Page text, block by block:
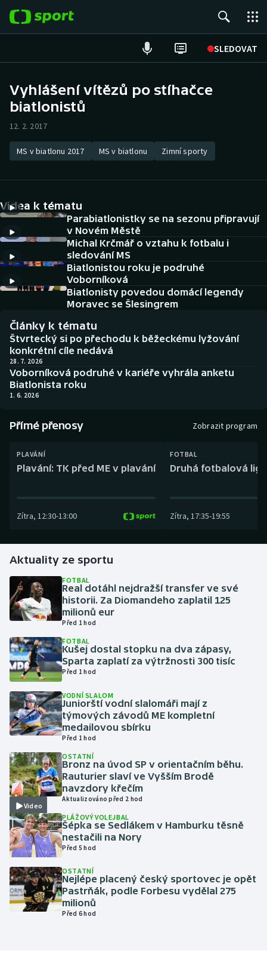
SLEDOVAT
Hokej
Atletika
DALŠÍ SPORTY
Americký fotbal
Baseball a softbal
Biatlon
Boby a skeleton
Box
Curling
Dostihy
Gymnastika
Házená
Jezdectví
Judo
Krasobruslení
Lezení
Lyže a snowboard
Moderní pětiboj
Motorsport
Olympijské hry
Parasport
Plavání
Plážový volejbal
NEPŘEHLÉDNĚTE
Historické návraty
Aplikace ČT sport
AZ kvíz
Vyhlášení vítězů po stíhačce
biatlonistů
12. 2. 2017
MS v biatlonu 2017 MS v biatlonu Zimní sporty
Videa k tématu
Parabiatlonistky se na sezonu připravují
v Novém Městě
Michal Krčmář o vztahu k fotbalu i
sledování MS
Biatlonistou roku je podruhé
Voborníková
Biatlonisty povedou domácí legendy
Moravec se Šlesingrem
Články k tématu
Štvrtecký si po přechodu k běžeckému lyžování
konkrétní cíle nedává
28. 7. 2026
Voborníková podruhé v kariéře vyhrála anketu
Biatlonista roku
1. 6. 2026
Přímé přenosy Zobrazit program
PLAVÁNÍ
Plavání: TK před ME v plavání
Zítra, 12:30-13:00
FOTBAL
Druhá fotbalová
Zítra, 17:35-19:55
Aktuality ze sportu
FOTBAL
Real dotáhl nejdražší transfer ve své
historii. Za Diomandeho zaplatil 125
milionů eur
Před 1 hod
FOTBAL
Kušej dostal stopku na dva zápasy,
Sparta zaplatí za výtržnosti 300 tisíc
Před 1 hod
VODNÍ SLALOM
Juniorští vodní slalomáři mají z
týmových závodů ME kompletní
medailovou sbírku
Před 1 hod
Video
OSTATNÍ
Bronz na úvod SP v orientačním běhu.
Rauturier slaví ve Vyšším Brodě
navzdory křečím
Aktualizováno před 2 hod
PLÁŽOVÝ VOLEJBAL
Šépka se Sedlákem v Hamburku těsně
nestačili na Nory
Před 5 hod
OSTATNÍ
Nejlépe placený český sportovec je opět
Pastrňák, podle Forbesu vydělal 275
milionů
Před 6 hod